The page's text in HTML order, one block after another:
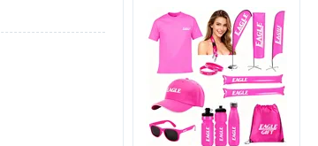
Cores Mistas Caneta Gel
Caneta Apagável Friction